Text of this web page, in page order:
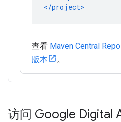
查看 Maven Central
版本
。
访问 Google Digital